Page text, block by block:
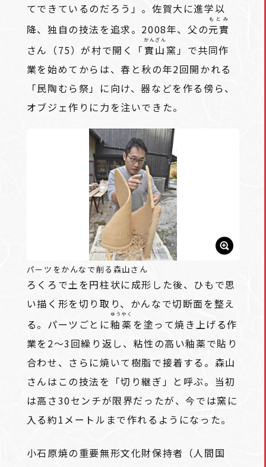
てできているのだろう」。佐賀大に進学以
降、独自の技法を追求。2008年、父の元實
もとみ
さん（75）が村で開く「 實山
かんざん
窯」で共同作
業を始めてからは、春と秋の年2回開かれる
「民陶むら祭」に向け、器などを作る傍ら、
オブジェ作りに力を注いできた。
パーツをかんなで削る森山さん
ろくろで土を円柱状に成形した後、ひもで思
い描く形を切り取り、かんなで切断面を整え
る。パーツごとに釉薬
ゆうやく
を塗って焼き上げる作
業を2～3回繰り返し、粘性の高い釉薬で貼り
合わせ、さらに焼いて樹脂で接着する。森山
さんはこの技法を「切り継ぎ」と呼ぶ。当初
は高さ30センチが限界だったが、今では窯に
入る約1メートルまで作れるようになった。
小石原焼の重要無形文化財保持者（人間国